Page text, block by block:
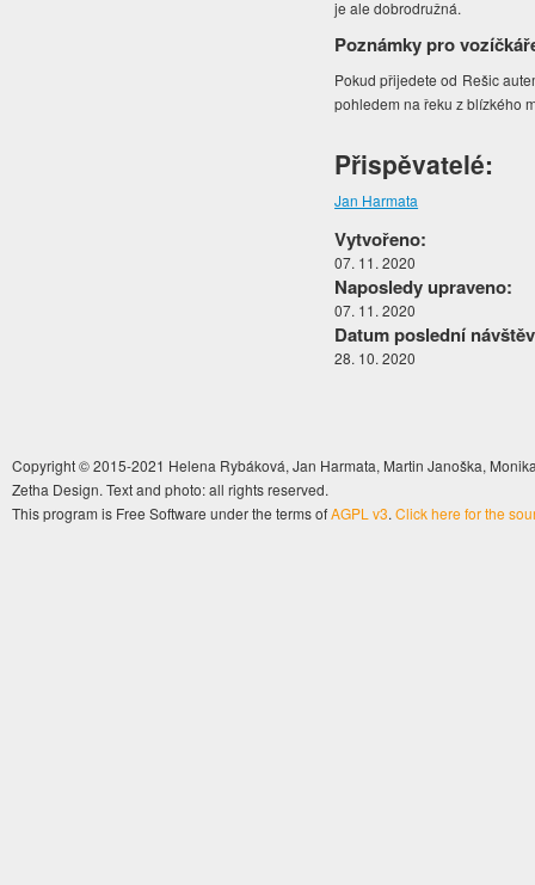
je ale dobrodružná.
Poznámky pro
Pokud přijedete od Rešic
pohledem na řeku z blízkého
Přispěvatelé:
Jan Harmata
Vytvořeno:
07. 11. 2020
Naposledy upraveno:
07. 11. 2020
Datum poslední
28. 10. 2020
Copyright © 2015-2021 Helena Rybáková, Jan Harmata, Martin Janoška,
Zetha Design. Text and photo: all rights reserved.
This program is Free Software under the terms ofAGPL v3. Click here for the